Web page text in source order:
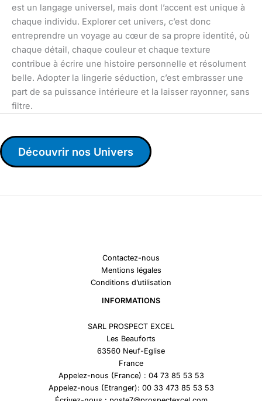
est un langage universel, mais dont l’accent est unique à
chaque individu. Explorer cet univers, c’est donc
entreprendre un voyage au cœur de sa propre identité, où
chaque détail, chaque couleur et chaque texture
contribue à écrire une histoire personnelle et résolument
belle. Adopter la lingerie séduction, c’est embrasser une
part de sa puissance intérieure et la laisser rayonner, sans
filtre.
Découvrir nos Univers
Contactez-nous
Mentions légales
Conditions d’utilisation
INFORMATIONS
SARL PROSPECT EXCEL
Les Beauforts
63560 Neuf-Eglise
France
Appelez-nous (France) : 04 73 85 53 53
Appelez-nous (Etranger): 00 33 473 85 53 53